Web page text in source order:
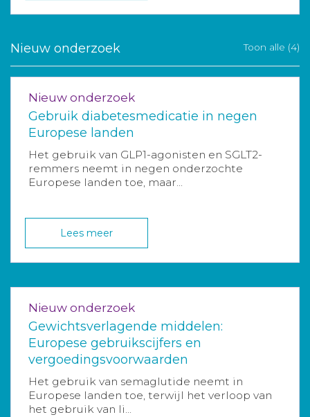
Nieuw onderzoek Toon alle (4)
Nieuw onderzoek
Gebruik diabetesmedicatie in negen
Europese landen
Het gebruik van GLP1-agonisten en SGLT2-
remmers neemt in negen onderzochte
Europese landen toe, maar...
Lees meer
Nieuw onderzoek
Gewichtsverlagende middelen:
Europese gebruikscijfers en
vergoedingsvoorwaarden
Het gebruik van semaglutide neemt in
Europese landen toe, terwijl het verloop van
het gebruik van li...